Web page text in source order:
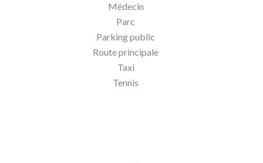
Médecin
Parc
Parking public
Route principale
Taxi
Tennis